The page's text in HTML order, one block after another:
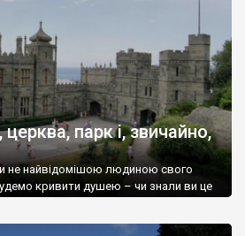
парк і, звичайно,
не найвідомішою людиною свого
кривити душею – чи знали ви це